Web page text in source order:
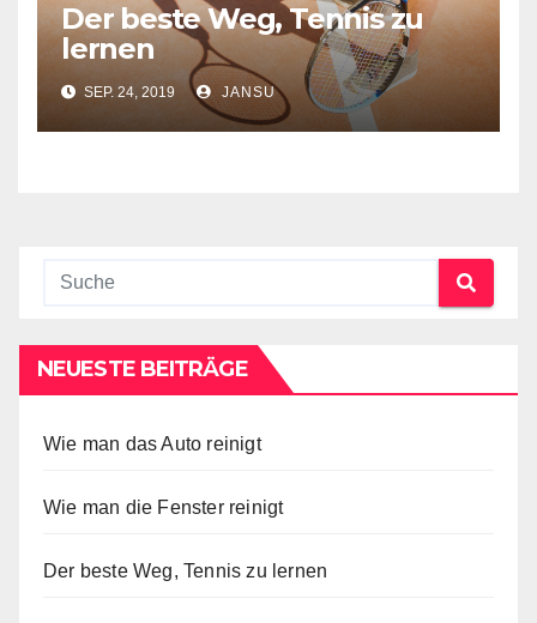
Der beste Weg, Tennis zu
lernen
SEP. 24, 2019 JANSU
NEUESTE BEITRÄGE
Wie man das Auto reinigt
Wie man die Fenster reinigt
Der beste Weg, Tennis zu lernen